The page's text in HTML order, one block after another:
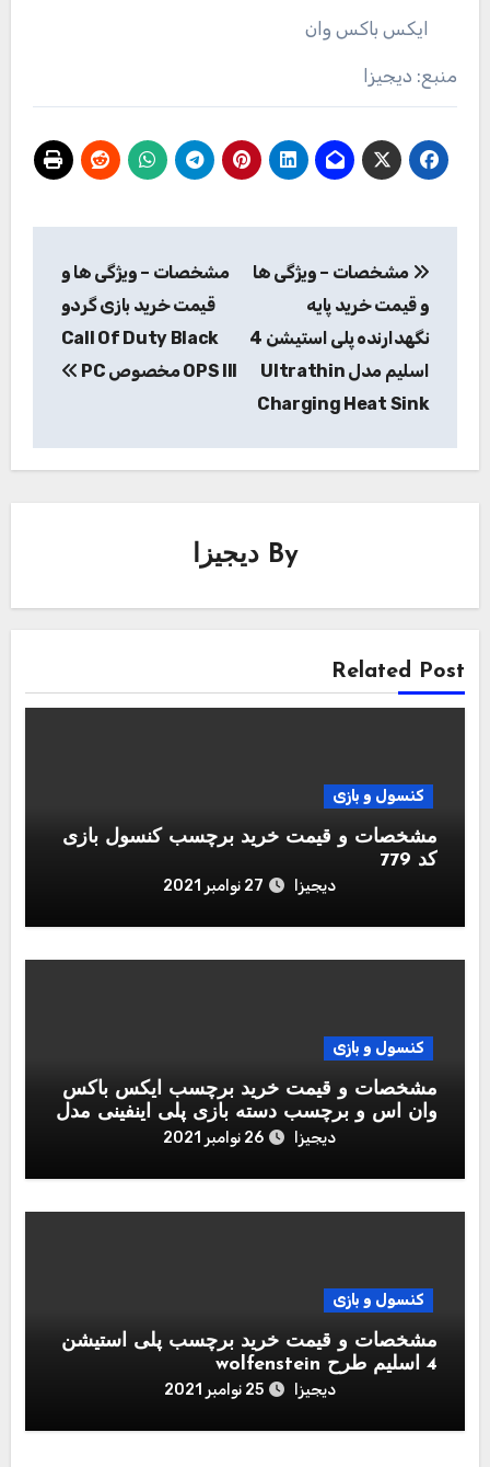
ایکس باکس وان
منبع: دیجیزا
نوشته
مشخصات – ویژگی ها
و قیمت خرید پایه
نگهدارنده پلی استیشن 4
اسلیم مدل Ultrathin
Charging Heat Sink
مشخصات – ویژگی ها و
قیمت خرید بازی گردو
Call Of Duty Black
OPS III مخصوص PC
By دیجیزا
Related Post
کنسول و بازی
مشخصات و قیمت خرید برچسب کنسول بازی
کد 779
دیجیزا 27 نوامبر 2021
کنسول و بازی
مشخصات و قیمت خرید برچسب ایکس باکس
وان اس و برچسب دسته بازی پلی اینفینی مدل
Call of Duty Black Ops Cold War
دیجیزا 26 نوامبر 2021
کنسول و بازی
مشخصات و قیمت خرید برچسب پلی استیشن
4 اسلیم طرح wolfenstein
دیجیزا 25 نوامبر 2021